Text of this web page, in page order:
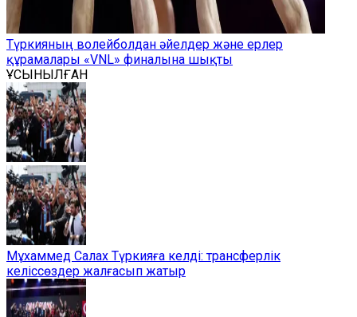
Түркияның волейболдан әйелдер және ерлер
құрамалары «VNL» финалына шықты
ҰСЫНЫЛҒАН
Мұхаммед Салах Түркияға келді: трансферлік
келіссөздер жалғасып жатыр